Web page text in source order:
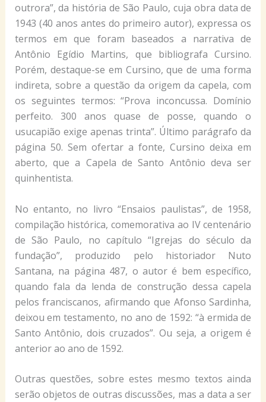
outrora”, da história de São Paulo, cuja obra data de
1943 (40 anos antes do primeiro autor), expressa os
termos em que foram baseados a narrativa de
Antônio Egídio Martins, que bibliografa Cursino.
Porém, destaque-se em Cursino, que de uma forma
indireta, sobre a questão da origem da capela, com
os seguintes termos: “Prova inconcussa. Domínio
perfeito. 300 anos quase de posse, quando o
usucapião exige apenas trinta”. Último parágrafo da
página 50. Sem ofertar a fonte, Cursino deixa em
aberto, que a Capela de Santo Antônio deva ser
quinhentista.
No entanto, no livro “Ensaios paulistas”, de 1958,
compilação histórica, comemorativa ao IV centenário
de São Paulo, no capítulo “Igrejas do século da
fundação”, produzido pelo historiador Nuto
Santana, na página 487, o autor é bem específico,
quando fala da lenda de construção dessa capela
pelos franciscanos, afirmando que Afonso Sardinha,
deixou em testamento, no ano de 1592: “à ermida de
Santo Antônio, dois cruzados”. Ou seja, a origem é
anterior ao ano de 1592.
Outras questões, sobre estes mesmo textos ainda
serão objetos de outras discussões, mas a data a ser